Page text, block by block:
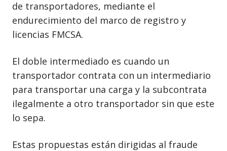
de transportadores, mediante el
endurecimiento del marco de registro y
licencias FMCSA.
El doble intermediado es cuando un
transportador contrata con un intermediario
para transportar una carga y la subcontrata
ilegalmente a otro transportador sin que este
lo sepa.
Estas propuestas están dirigidas al fraude